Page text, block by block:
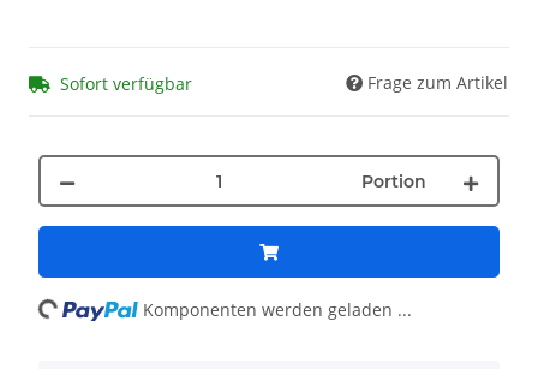
Sofort verfügbar Frage zum Artikel
Portion
Komponenten werden geladen ...